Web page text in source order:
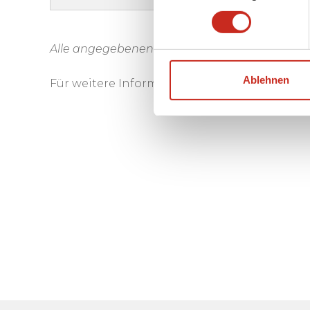
Ablehnen
Alle angegebenen Daten sind Änderungen
Für weitere Informationen zu unseren